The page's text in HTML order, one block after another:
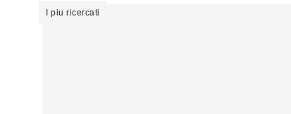
I piu ricercati